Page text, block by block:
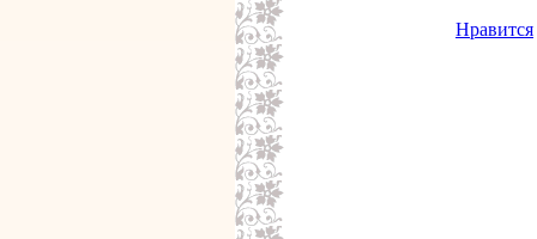
Нравится